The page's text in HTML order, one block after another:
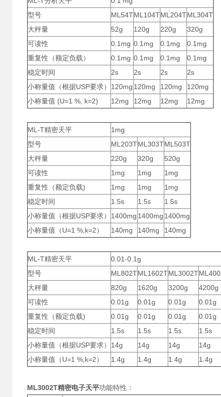
型号
ML54TML104TML204TML304T
大秤量
52g 120g 220g
320g
可读性
0.1mg 0.1mg 0.1mg
0.1mg
重复性（额定负载）
0.1mg 0.1mg 0.1mg
0.1mg
稳定时间
2s 2s 2s
2s
小称量值（根据USP要求）
120mg 120mg 120mg
120mg
小称量值 (U=1 %, k=2)
12mg 12mg 12mg 12mg
ML-T精密天平
1mg
型号
ML203TML303TML503T
大秤量
220g 320g
520g
可读性
1mg 1mg
1mg
重复性（额定负载)
1mg 1mg
1mg
稳定时间
1.5s 1.5s
1.5s
小称量值（根据USP要求）
1400mg 1400mg 1400mg
小称量值（U=1 %,k=2）
140mg 140mg 140mg
ML-T精密天平
0.01-0.1g
型号
ML802TML1602TML3002T
大秤量
820g 1620g 3200g
4200g
可读性
0.01g 0.01g 0.01g
0.01g
重复性（额定负载)
0.01g 0.01g 0.01g
0.01g
稳定时间
1.5s 1.5s 1.5s
1.5s
小称量值（根据USP要求）
14g 14g 14g
14g
小称量值（U=1 %,k=2）
1.4g 1.4g 1.4g 1.4g
ML3002T精密电子天平功能特性：